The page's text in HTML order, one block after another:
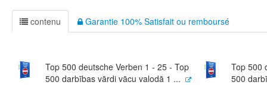
contenu Garantie 100% Satisfait ou remboursé
Top 500 deutsche Verben 1 - 25 - Top
500 darbības vārdi vācu valodā 1 ...
Top 500
500